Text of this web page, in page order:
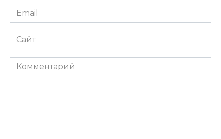
Email
*
Сайт
Комментарий